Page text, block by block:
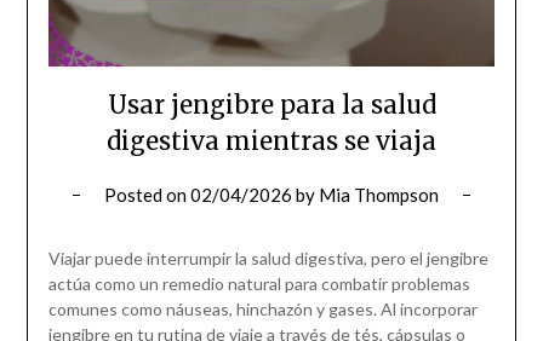
Usar jengibre para la salud
digestiva mientras se viaja
Posted on02/04/2026 by Mia Thompson
Viajar puede interrumpir la salud digestiva, pero el jengibre
actúa como un remedio natural para combatir problemas
comunes como náuseas, hinchazón y gases. Al incorporar
jengibre en tu rutina de viaje a través de tés, cápsulas o